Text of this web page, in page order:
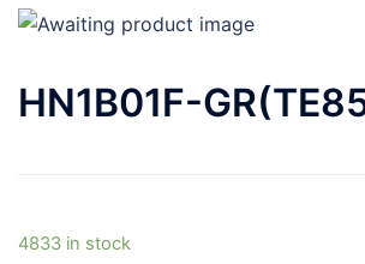
HN1B01F-
4833 in stock